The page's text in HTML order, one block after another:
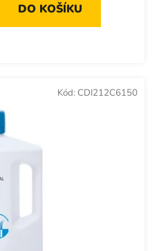
DO KOŠÍKU
Kód: CDI212C6150